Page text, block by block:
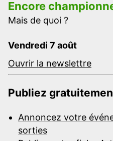
Encore
Mais de quoi ?
Vendredi 7 août
Ouvrir la newslettre
Publiez
Annoncez votre
sorties